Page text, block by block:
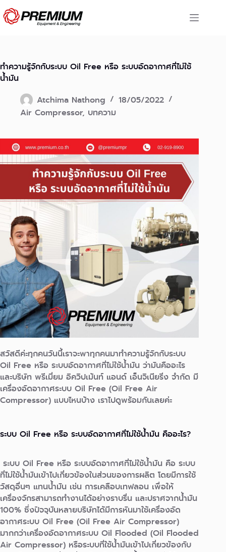
Skip
to
content
ทำความรู้จักกับระบบ Oil Free หรือ ระบบอัดอากาศที่ไม่ใช้
น้ำมัน
Atchima Nathong
18/05/2022
Air Compressor, บทความ
สวัสดีค่ะทุกคนวันนี้เราจะพาทุกคนมาทำความรู้จักกับระบบ
Oil Free หรือ ระบบอัดอากาศที่ไม่ใช้น้ำมัน ว่ามันคืออะไร
และบริษัท พรีเมี่ยม อิควิปเม้นท์ แอนด์ เอ็นจิเนียริ่ง จำกัด มี
เครื่องอัดอากาศระบบ Oil Free (Oil Free Air
Compressor) แบบไหนบ้าง เราไปดูพร้อมกันเลยค่ะ
ระบบ Oil Free หรือ ระบบอัดอากาศที่ไม่ใช้น้ำมัน คืออะไร?
ระบบ Oil Free หรือ ระบบอัดอากาศที่ไม่ใช้น้ำมัน คือ ระบบ
ที่ไม่ใช้น้ำมันเข้าไปเกี่ยวข้องในส่วนของการผลิต โดยมีการใช้
วัสดุอื่นๆ แทนน้ำมัน เช่น การเคลือบเทฟลอน เพื่อให้
เครื่องจักรสามารถทำงานได้อย่างราบรื่น และปราศจากน้ำมัน
100% ซึ่งปัจจุบันหลายบริษัทได้มีการหันมาใช้เครื่องอัด
อากาศระบบ Oil Free (Oil Free Air Compressor)
มากกว่าเครื่องอัดอากาศระบบ Oil Flooded (Oil Flooded
Air Compressor) หรือระบบที่ใช้น้ำมันเข้าไปเกี่ยวข้องกับ